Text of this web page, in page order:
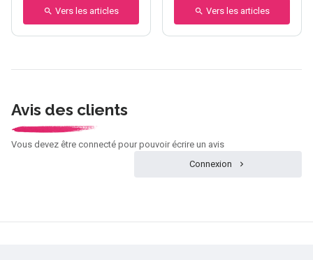
Vers les articles Vers les articles
Avis des clients
Vous devez être connecté pour pouvoir écrire un avis
Connexion